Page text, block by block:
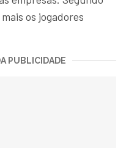
os jogadores
PUBLICIDADE